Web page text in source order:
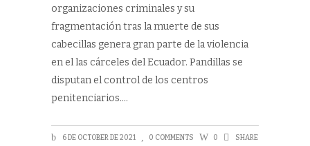
organizaciones criminales y su
fragmentación tras la muerte de sus
cabecillas genera gran parte de la violencia
en el las cárceles del Ecuador. Pandillas se
disputan el control de los centros
penitenciarios.
6 DE OCTOBER DE 2021 0 COMMENTS 0 SHARE